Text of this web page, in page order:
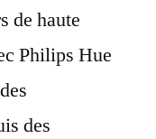
de haute
Philips Hue
des